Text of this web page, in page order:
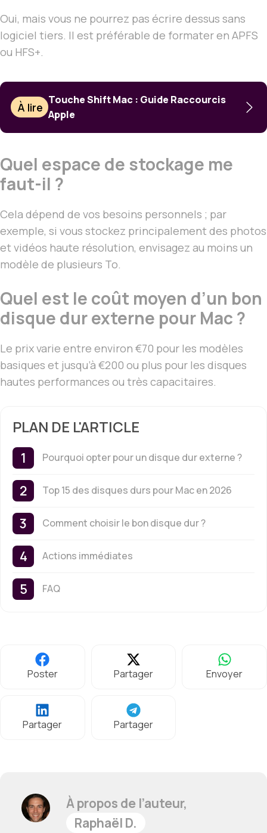
Oui, mais vous ne pourrez pas écrire dessus sans
logiciel tiers. Il est préférable de formater en APFS
ou HFS+.
À lire
Touche Shift Mac : Guide Raccourcis
Apple
Quel espace de stockage me
faut-il ?
Cela dépend de vos besoins personnels ; par
exemple, si vous stockez principalement des photos
et vidéos haute résolution, envisagez au moins un
modèle de plusieurs To.
Quel est le coût moyen d’un bon
disque dur externe pour Mac ?
Le prix varie entre environ €70 pour les modèles
basiques et jusqu’à €200 ou plus pour les disques
hautes performances ou très capacitaires.
PLAN DE L'ARTICLE
Pourquoi opter pour un disque dur externe ?
Top 15 des disques durs pour Mac en 2026
Comment choisir le bon disque dur ?
Actions immédiates
FAQ
Poster Partager Envoyer
Partager Partager
À propos de l’auteur,
Raphaël D.